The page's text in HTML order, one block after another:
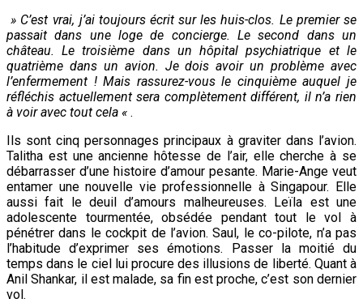
» C’est vrai, j’ai toujours écrit sur les huis-clos. Le premier se
passait dans une loge de concierge. Le second dans un
château. Le troisième dans un hôpital psychiatrique et le
quatrième dans un avion. Je dois avoir un problème avec
l’enfermement ! Mais rassurez-vous le cinquième auquel je
réfléchis actuellement sera complètement différent, il n’a rien
à voir avec tout cela « .
Ils sont cinq personnages principaux à graviter dans l’avion.
Talitha est une ancienne hôtesse de l’air, elle cherche à se
débarrasser d’une histoire d’amour pesante. Marie-Ange veut
entamer une nouvelle vie professionnelle à Singapour. Elle
aussi fait le deuil d’amours malheureuses. Leïla est une
adolescente tourmentée, obsédée pendant tout le vol à
pénétrer dans le cockpit de l’avion. Saul, le co-pilote, n’a pas
l’habitude d’exprimer ses émotions. Passer la moitié du
temps dans le ciel lui procure des illusions de liberté. Quant à
Anil Shankar, il est malade, sa fin est proche, c’est son dernier
vol.